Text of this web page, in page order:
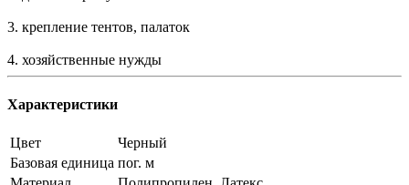
3. крепление тентов, палаток
4. хозяйственные нужды
Характеристики
Цвет
Черный
Базовая единица пог. м